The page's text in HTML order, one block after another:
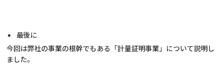
最後に
今回は弊社の事業の根幹でもある「計量証明事業」について説明し
ました。